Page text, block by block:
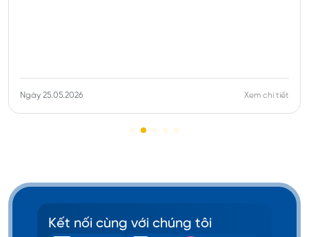
Ngày 25.05.2026 Xem chi tiết
Kết nối cùng với chúng tôi